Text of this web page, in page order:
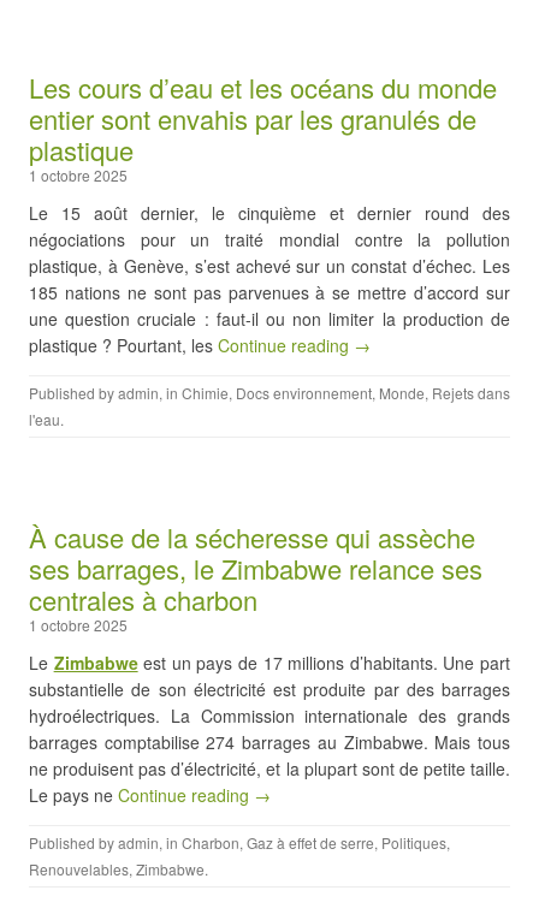
Les cours d’eau et les océans du monde
entier sont envahis par les granulés de
plastique
1 octobre 2025
Le 15 août dernier, le cinquième et dernier round des
négociations pour un traité mondial contre la pollution
plastique, à Genève, s’est achevé sur un constat d’échec. Les
185 nations ne sont pas parvenues à se mettre d’accord sur
une question cruciale : faut-il ou non limiter la production de
plastique ? Pourtant, les Continue reading →
Published byadmin, in Chimie, Docs environnement, Monde, Rejets dans
l'eau.
À cause de la sécheresse qui assèche
ses barrages, le Zimbabwe relance ses
centrales à charbon
1 octobre 2025
Le Zimbabweest un pays de 17 millions d’habitants. Une part
substantielle de son électricité est produite par des barrages
hydroélectriques. La Commission internationale des grands
barrages comptabilise 274 barrages au Zimbabwe. Mais tous
ne produisent pas d’électricité, et la plupart sont de petite taille.
Le pays ne Continue reading →
Published byadmin, in Charbon, Gaz à effet de serre, Politiques,
Renouvelables, Zimbabwe.